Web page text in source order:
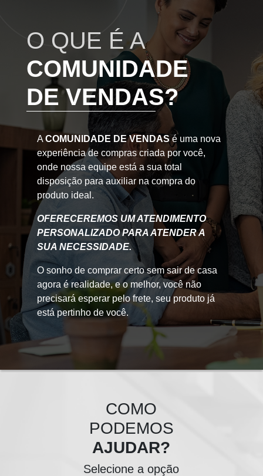
O QUE É A
COMUNIDADE
DE VENDAS?
A COMUNIDADE DE VENDASé uma nova
experiência de compras criada por você,
onde nossa equipe está a sua total
disposição para auxiliar na compra do
produto ideal.
OFERECEREMOS UM ATENDIMENTO
PERSONALIZADO PARA ATENDER A
SUA NECESSIDADE.
O sonho de comprar certo sem sair de casa
agora é realidade, e o melhor, você não
precisará esperar pelo frete, seu produto já
está pertinho de você.
COMO
PODEMOS
AJUDAR?
Selecione a opção